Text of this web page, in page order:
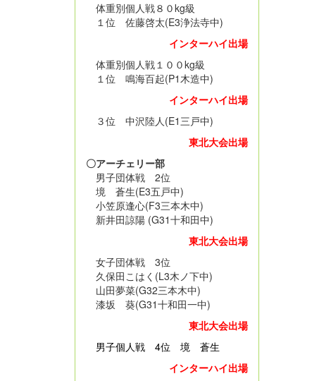
体重別個人戦８０kg級
１位 佐藤啓太(E3浄法寺中)
インターハイ出場
体重別個人戦１００kg級
１位 鳴海百起(P1木造中)
インターハイ出場
３位 中沢陸人(E1三戸中)
東北大会出場
〇アーチェリー部
男子団体戦 2位
境 蒼生(E3五戸中)
小笠原逢心(F3三本木中)
新井田諒陽 (G31十和田中)
東北大会出場
女子団体戦 3位
久保田こはく(L3木ノ下中)
山田夢菜(G32三本木中)
漆坂 葵(G31十和田一中)
東北大会出場
男子個人戦4位 境 蒼生
インターハイ出場